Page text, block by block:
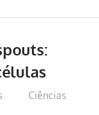
Ciências